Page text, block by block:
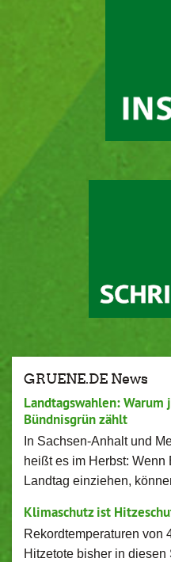
GRUENE.DE News
Landtagswahlen:
Bündnisgrün zählt
In Sachsen-Anhalt und
heißt es im Herbst:
Landtag einziehen,
Klimaschutz ist
Rekordtemperaturen von
Hitzetote bisher in diesen